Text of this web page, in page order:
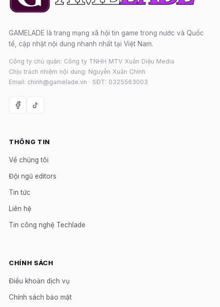
GAMELADE là trang mạng xã hội tin game trong nước và Quốc
tế, cập nhật nội dung nhanh nhất tại Việt Nam.
Công ty chủ quản: Công ty TNHH MTV Xuân Diệu Media
Chịu trách nhiệm nội dung: Nguyễn Xuân Chính
Email: chinh@gamelade.vn · SĐT: 0325563003
THÔNG TIN
Về chúng tôi
Đội ngũ editors
Tin tức
Liên hệ
Tin công nghệ Techlade
CHÍNH SÁCH
Điều khoản dịch vụ
Chính sách bảo mật